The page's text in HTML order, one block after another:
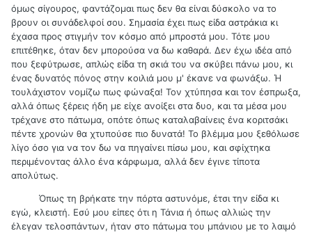
όμως σίγουρος, φαντάζομαι πως δεν θα είναι δύσκολο να το
βρουν οι συνάδελφοί σου. Σημασία έχει πως είδα αστράκια κι
έχασα προς στιγμήν τον κόσμο από μπροστά μου. Τότε μου
επιτέθηκε, όταν δεν μπορούσα να δω καθαρά. Δεν έχω ιδέα από
που ξεφύτρωσε, απλώς είδα τη σκιά του να σκύβει πάνω μου, κι
ένας δυνατός πόνος στην κοιλιά μου μ' έκανε να φωνάξω. Ή
τουλάχιστον νομίζω πως φώναξα! Τον χτύπησα και τον έσπρωξα,
αλλά όπως ξέρεις ήδη με είχε ανοίξει στα δυο, και τα μέσα μου
τρέχανε στο πάτωμα, οπότε όπως καταλαβαίνεις ένα κοριτσάκι
πέντε χρονών θα χτυπούσε πιο δυνατά! Το βλέμμα μου ξεθόλωσε
λίγο όσο για να τον δω να πηγαίνει πίσω μου, και σφίχτηκα
περιμένοντας άλλο ένα κάρφωμα, αλλά δεν έγινε τίποτα
απολύτως.
Όπως τη βρήκατε την πόρτα αστυνόμε, έτσι την είδα κι
εγώ, κλειστή. Εσύ μου είπες ότι η Τάνια ή όπως αλλιώς την
έλεγαν τελοσπάντων, ήταν στο πάτωμα του μπάνιου με το λαιμό